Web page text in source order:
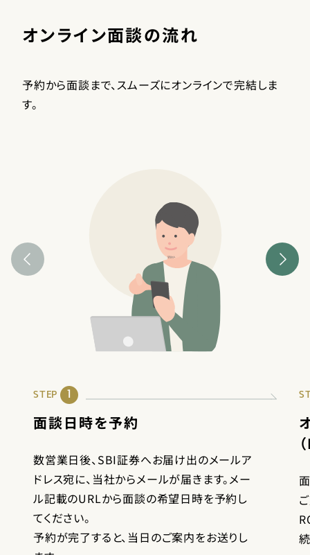
オンライン面談の流れ
予約から面談まで、スムーズにオンラインで完結しま
す。
STEP
面談日時を予約
数営業日後、SBI証券へお届け出のメールア
ドレス宛に、当社からメールが届きます。メー
ル記載のURLから面談の希望日時を予約し
てください。
予約が完了すると、当日のご案内をお送りし